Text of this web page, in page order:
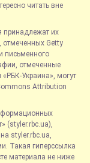
читать вне
принадлежат их
отмеченных Getty
письменного
отмеченные
Украина», могут
Attribution
(styler.rbc.ua),
styler.rbc.ua,
Такая гиперссылка
материала не ниже